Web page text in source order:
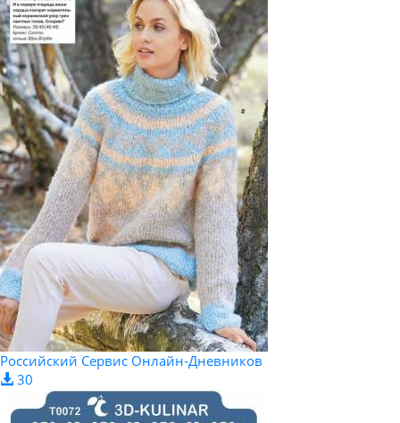
Российский Сервис Онлайн-Дневников
30